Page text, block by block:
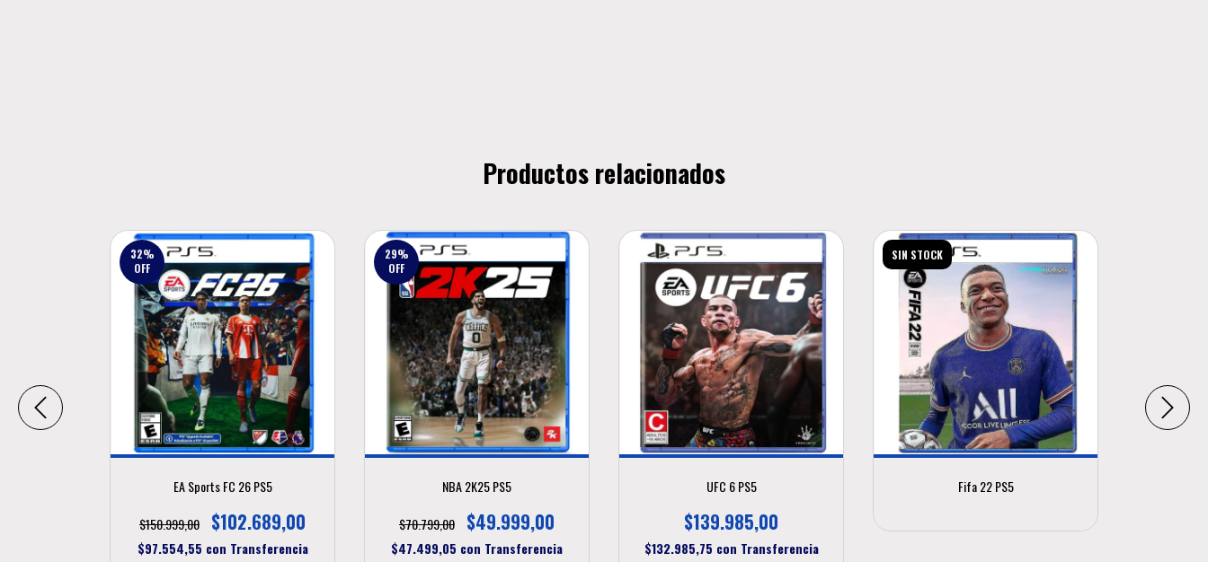
Productos relacionados
32%
OFF
EA Sports FC 26 PS5
$150.999,00
$102.689,00
$97.554,55 con Transferencia
29%
OFF
NBA 2K25 PS5
$70.799,00
$49.999,00
$47.499,05 con Transferencia
UFC 6 PS5
$139.985,00
$132.985,75 con Transferencia
SIN STOCK
Fifa 22 PS5